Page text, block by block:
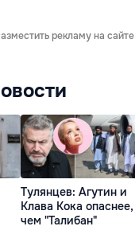
рекламу на сайте
Тулянцев: Агутин и
Клава Кока опаснее,
чем "Талибан"